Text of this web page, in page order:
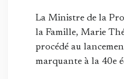
La Ministre de la
la Famille, Marie
procédé au
marquante à la 40e